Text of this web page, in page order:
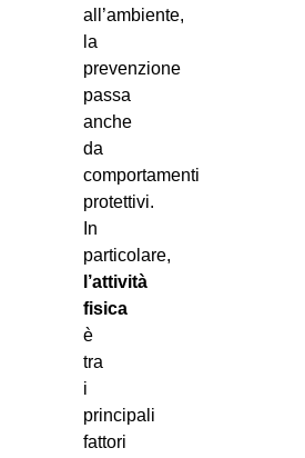
all’ambiente,
la
prevenzione
passa
anche
da
comportamenti
protettivi.
In
particolare,
l’attività
fisica
è
tra
i
principali
fattori